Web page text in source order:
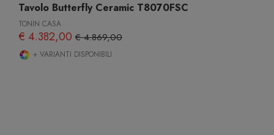
Tavolo Butterfly Ceramic T8070FSC
TONIN CASA
€ 4.382,00 € 4.869,00
+ VARIANTI DISPONIBILI